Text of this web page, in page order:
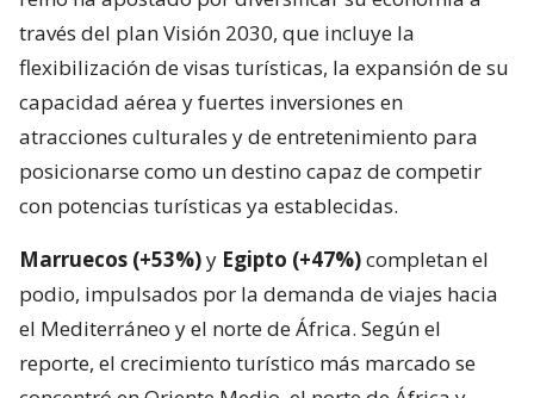
través del plan Visión 2030, que incluye la
flexibilización de visas turísticas, la expansión de su
capacidad aérea y fuertes inversiones en
atracciones culturales y de entretenimiento para
posicionarse como un destino capaz de competir
con potencias turísticas ya establecidas.
Marruecos (+53%)y Egipto (+47%)completan el
podio, impulsados por la demanda de viajes hacia
el Mediterráneo y el norte de África. Según el
reporte, el crecimiento turístico más marcado se